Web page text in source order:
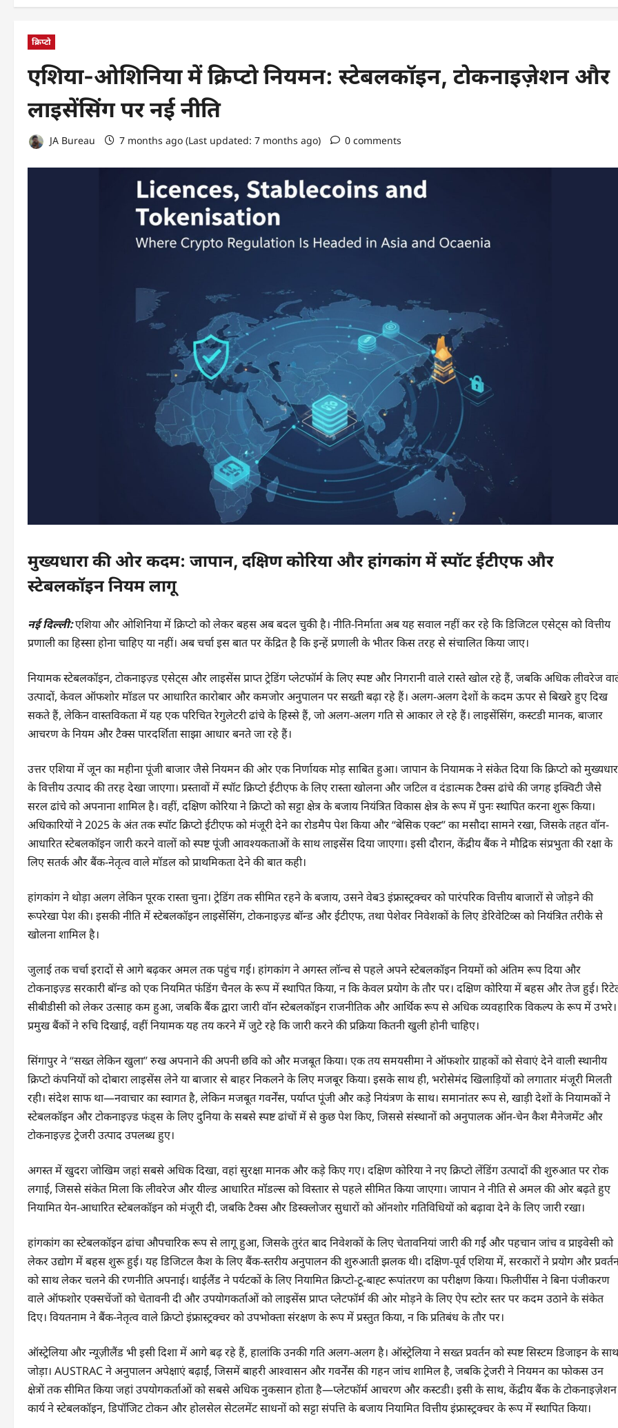
क्रिप्टो
एशिया-ओशिनिया में क्रिप्टो नियमन: स्टेबलकॉइन, टोकनाइज़ेशन और
लाइसेंसिंग पर नई नीति
JA Bureau 7 months ago (Last updated: 7 months ago) 0 comments
मुख्यधारा की ओर कदम: जापान, दक्षिण कोरिया और हांगकांग में स्पॉट ईटीएफ और
स्टेबलकॉइन नियम लागू
नई दिल्ली:एशिया और ओशिनिया में क्रिप्टो को लेकर बहस अब बदल चुकी है। नीति-निर्माता अब यह सवाल नहीं कर रहे कि डिजिटल एसेट्स को वित्तीय
प्रणाली का हिस्सा होना चाहिए या नहीं। अब चर्चा इस बात पर केंद्रित है कि इन्हें प्रणाली के भीतर किस तरह से संचालित किया जाए।
नियामक स्टेबलकॉइन, टोकनाइज़्ड एसेट्स और लाइसेंस प्राप्त ट्रेडिंग प्लेटफॉर्म के लिए स्पष्ट और निगरानी वाले रास्ते खोल रहे हैं, जबकि अधिक लीवरेज
उत्पादों, केवल ऑफशोर मॉडल पर आधारित कारोबार और कमजोर अनुपालन पर सख्ती बढ़ा रहे हैं। अलग-अलग देशों के कदम ऊपर से बिखरे हुए दिख
सकते हैं, लेकिन वास्तविकता में यह एक परिचित रेगुलेटरी ढांचे के हिस्से हैं, जो अलग-अलग गति से आकार ले रहे हैं। लाइसेंसिंग, कस्टडी मानक, बाजार
आचरण के नियम और टैक्स पारदर्शिता साझा आधार बनते जा रहे हैं।
उत्तर एशिया में जून का महीना पूंजी बाजार जैसे नियमन की ओर एक निर्णायक मोड़ साबित हुआ। जापान के नियामक ने संकेत दिया कि क्रिप्टो को
के वित्तीय उत्पाद की तरह देखा जाएगा। प्रस्तावों में स्पॉट क्रिप्टो ईटीएफ के लिए रास्ता खोलना और जटिल व दंडात्मक टैक्स ढांचे की जगह इक्विटी जैसे
सरल ढांचे को अपनाना शामिल है। वहीं, दक्षिण कोरिया ने क्रिप्टो को सट्टा क्षेत्र के बजाय नियंत्रित विकास क्षेत्र के रूप में पुनः स्थापित करना शुरू किया।
अधिकारियों ने 2025 के अंत तक स्पॉट क्रिप्टो ईटीएफ को मंजूरी देने का रोडमैप पेश किया और “बेसिक एक्ट” का मसौदा सामने रखा, जिसके तहत वॉन-
आधारित स्टेबलकॉइन जारी करने वालों को स्पष्ट पूंजी आवश्यकताओं के साथ लाइसेंस दिया जाएगा। इसी दौरान, केंद्रीय बैंक ने मौद्रिक संप्रभुता की रक्षा के
लिए सतर्क और बैंक-नेतृत्व वाले मॉडल को प्राथमिकता देने की बात कही।
हांगकांग ने थोड़ा अलग लेकिन पूरक रास्ता चुना। ट्रेडिंग तक सीमित रहने के बजाय, उसने वेब3 इंफ्रास्ट्रक्चर को पारंपरिक वित्तीय बाजारों से जोड़ने की
रूपरेखा पेश की। इसकी नीति में स्टेबलकॉइन लाइसेंसिंग, टोकनाइज़्ड बॉन्ड और ईटीएफ, तथा पेशेवर निवेशकों के लिए डेरिवेटिव्स को नियंत्रित तरीके से
खोलना शामिल है।
जुलाई तक चर्चा इरादों से आगे बढ़कर अमल तक पहुंच गई। हांगकांग ने अगस्त लॉन्च से पहले अपने स्टेबलकॉइन नियमों को अंतिम रूप दिया और
टोकनाइज़्ड सरकारी बॉन्ड को एक नियमित फंडिंग चैनल के रूप में स्थापित किया, न कि केवल प्रयोग के तौर पर। दक्षिण कोरिया में बहस और तेज हुई।
सीबीडीसी को लेकर उत्साह कम हुआ, जबकि बैंक द्वारा जारी वॉन स्टेबलकॉइन राजनीतिक और आर्थिक रूप से अधिक व्यवहारिक विकल्प के रूप में उभरे।
प्रमुख बैंकों ने रुचि दिखाई, वहीं नियामक यह तय करने में जुटे रहे कि जारी करने की प्रक्रिया कितनी खुली होनी चाहिए।
सिंगापुर ने “सख्त लेकिन खुला” रुख अपनाने की अपनी छवि को और मजबूत किया। एक तय समयसीमा ने ऑफशोर ग्राहकों को सेवाएं देने वाली स्थानीय
क्रिप्टो कंपनियों को दोबारा लाइसेंस लेने या बाजार से बाहर निकलने के लिए मजबूर किया। इसके साथ ही, भरोसेमंद खिलाड़ियों को लगातार मंजूरी मिलती
रही। संदेश साफ था—नवाचार का स्वागत है, लेकिन मजबूत गवर्नेंस, पर्याप्त पूंजी और कड़े नियंत्रण के साथ। समानांतर रूप से, खाड़ी देशों के नियामकों ने
स्टेबलकॉइन और टोकनाइज़्ड फंड्स के लिए दुनिया के सबसे स्पष्ट ढांचों में से कुछ पेश किए, जिससे संस्थानों को अनुपालक ऑन-चेन कैश मैनेजमेंट और
टोकनाइज़्ड ट्रेजरी उत्पाद उपलब्ध हुए।
अगस्त में खुदरा जोखिम जहां सबसे अधिक दिखा, वहां सुरक्षा मानक और कड़े किए गए। दक्षिण कोरिया ने नए क्रिप्टो लेंडिंग उत्पादों की शुरुआत पर रोक
लगाई, जिससे संकेत मिला कि लीवरेज और यील्ड आधारित मॉडल्स को विस्तार से पहले सीमित किया जाएगा। जापान ने नीति से अमल की ओर बढ़ते हुए
नियामित येन-आधारित स्टेबलकॉइन को मंजूरी दी, जबकि टैक्स और डिस्क्लोजर सुधारों को ऑनशोर गतिविधियों को बढ़ावा देने के लिए जारी रखा।
हांगकांग का स्टेबलकॉइन ढांचा औपचारिक रूप से लागू हुआ, जिसके तुरंत बाद निवेशकों के लिए चेतावनियां जारी की गईं और पहचान जांच व प्राइवेसी को
लेकर उद्योग में बहस शुरू हुई। यह डिजिटल कैश के लिए बैंक-स्तरीय अनुपालन की शुरुआती झलक थी। दक्षिण-पूर्व एशिया में, सरकारों ने प्रयोग और
को साथ लेकर चलने की रणनीति अपनाई। थाईलैंड ने पर्यटकों के लिए नियामित क्रिप्टो-टू-बाह्ट रूपांतरण का परीक्षण किया। फिलीपींस ने बिना पंजीकरण
वाले ऑफशोर एक्सचेंजों को चेतावनी दी और उपयोगकर्ताओं को लाइसेंस प्राप्त प्लेटफॉर्म की ओर मोड़ने के लिए ऐप स्टोर स्तर पर कदम उठाने के संकेत
दिए। वियतनाम ने बैंक-नेतृत्व वाले क्रिप्टो इंफ्रास्ट्रक्चर को उपभोक्ता संरक्षण के रूप में प्रस्तुत किया, न कि प्रतिबंध के तौर पर।
ऑस्ट्रेलिया और न्यूज़ीलैंड भी इसी दिशा में आगे बढ़ रहे हैं, हालांकि उनकी गति अलग-अलग है। ऑस्ट्रेलिया ने सख्त प्रवर्तन को स्पष्ट सिस्टम डिजाइन के साथ
जोड़ा। AUSTRAC ने अनुपालन अपेक्षाएं बढ़ाईं, जिसमें बाहरी आश्वासन और गवर्नेंस की गहन जांच शामिल है, जबकि ट्रेजरी ने नियमन का फोकस उन
क्षेत्रों तक सीमित किया जहां उपयोगकर्ताओं को सबसे अधिक नुकसान होता है—प्लेटफॉर्म आचरण और कस्टडी। इसी के साथ, केंद्रीय बैंक के टोकनाइज़ेशन
कार्य ने स्टेबलकॉइन, डिपॉजिट टोकन और होलसेल सेटलमेंट साधनों को सट्टा संपत्ति के बजाय नियामित वित्तीय इंफ्रास्ट्रक्चर के रूप में स्थापित किया।